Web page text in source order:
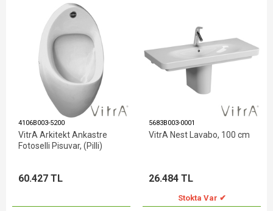
4106B003-5200
VitrA Arkitekt Ankastre
Fotoselli Pisuvar, (Pilli)
60.427 TL
5683B003-0001
VitrA Nest Lavabo, 100 cm
26.484 TL
Stokta Var ✔